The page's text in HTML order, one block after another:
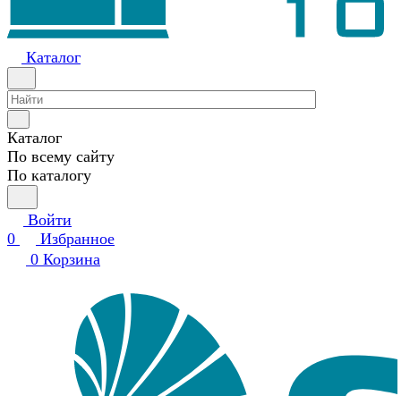
Каталог
Каталог
По всему сайту
По каталогу
Войти
0
Избранное
0 Корзина